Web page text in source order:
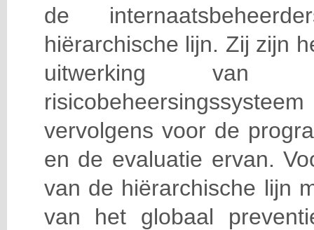
de
hiërarchische lijn. Zij zijn
uitwerking van
vervolgens voor de
en de evaluatie ervan.
van de hiërarchische lijn
van het globaal